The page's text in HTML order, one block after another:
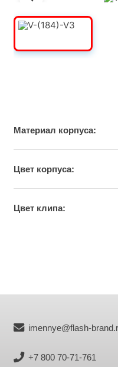
Материал корпуса:
Цвет корпуса:
Цвет клипа:
imennye@flash-
+7 800 70-71-761